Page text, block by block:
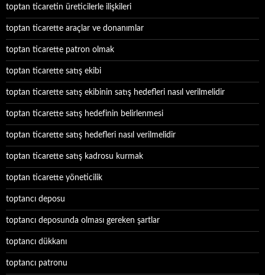
toptan ticaretin üreticilerle ilişkileri
toptan ticarette araçlar ve donanımlar
toptan ticarette patron olmak
toptan ticarette satış ekibi
toptan ticarette satış ekibinin satış hedefleri nasıl verilmelidir
toptan ticarette satış hedefinin belirlenmesi
toptan ticarette satış hedefleri nasıl verilmelidir
toptan ticarette satış kadrosu kurmak
toptan ticarette yöneticilik
toptancı deposu
toptancı deposunda olması gereken şartlar
toptancı dükkanı
toptancı patronu